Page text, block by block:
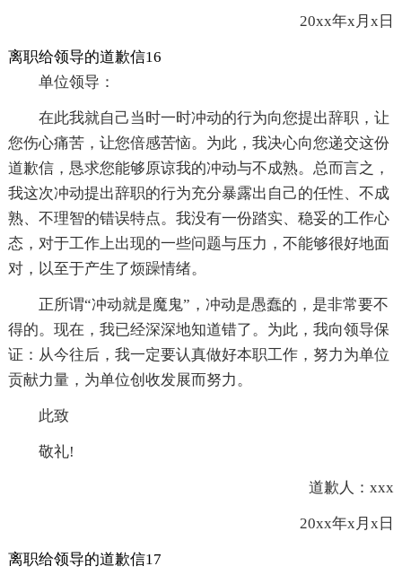
20xx年x月x日
离职给领导的道歉信16
单位领导：
在此我就自己当时一时冲动的行为向您提出辞职，让
您伤心痛苦，让您倍感苦恼。为此，我决心向您递交这份
道歉信，恳求您能够原谅我的冲动与不成熟。总而言之，
我这次冲动提出辞职的行为充分暴露出自己的任性、不成
熟、不理智的错误特点。我没有一份踏实、稳妥的工作心
态，对于工作上出现的一些问题与压力，不能够很好地面
对，以至于产生了烦躁情绪。
正所谓“冲动就是魔鬼”，冲动是愚蠢的，是非常要不
得的。现在，我已经深深地知道错了。为此，我向领导保
证：从今往后，我一定要认真做好本职工作，努力为单位
贡献力量，为单位创收发展而努力。
此致
敬礼!
道歉人：xxx
20xx年x月x日
离职给领导的道歉信17